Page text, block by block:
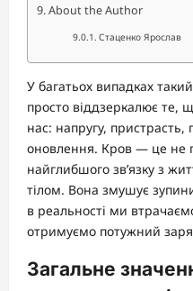
About the Author
Стаценко Ярослав
У багатьох випадках
просто віддзеркалює те,
нас: напругу,
оновлення. Кров — це не
найглибшого зв’язку з
тілом. Вона змушує
в реальності ми
отримуємо потужний
Загальне